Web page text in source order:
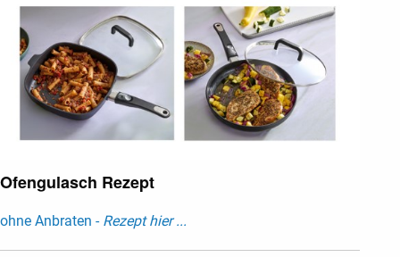
Ofengulasch Rezept
ohne Anbraten - Rezept hier ...